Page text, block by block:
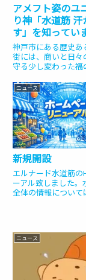
アメフト姿のユ
り神「水道筋
す」を知ってい
神戸市にある歴史あ
街には、商いと日々
守る少し変わった福
一つとして認められ
筋恵比寿神社」のえ
今回は、この商店街
ユニークな「水道筋
ニュース
新規開設
エルナード水道筋の
ーアル致しました。
全体の情報について
ニュース